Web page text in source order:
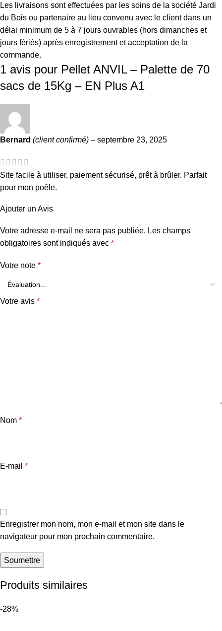
Les livraisons sont effectuées par les soins de la société Jardi
du Bois ou partenaire au lieu convenu avec le client dans un
délai minimum de 5 à 7 jours ouvrables (hors dimanches et
jours fériés) après enregistrement et acceptation de la
commande.
1 avis pour Pellet ANVIL – Palette de 70
sacs de 15Kg – EN Plus A1
Bernard (client confirmé) – septembre 23, 2025
Site facile à utiliser, paiement sécurisé, prêt à brûler. Parfait
pour mon poêle.
Ajouter un Avis
Votre adresse e-mail ne sera pas publiée. Les champs
obligatoires sont indiqués avec *
Votre note *
Votre avis *
Nom *
E-mail *
Enregistrer mon nom, mon e-mail et mon site dans le
navigateur pour mon prochain commentaire.
Produits similaires
-28%